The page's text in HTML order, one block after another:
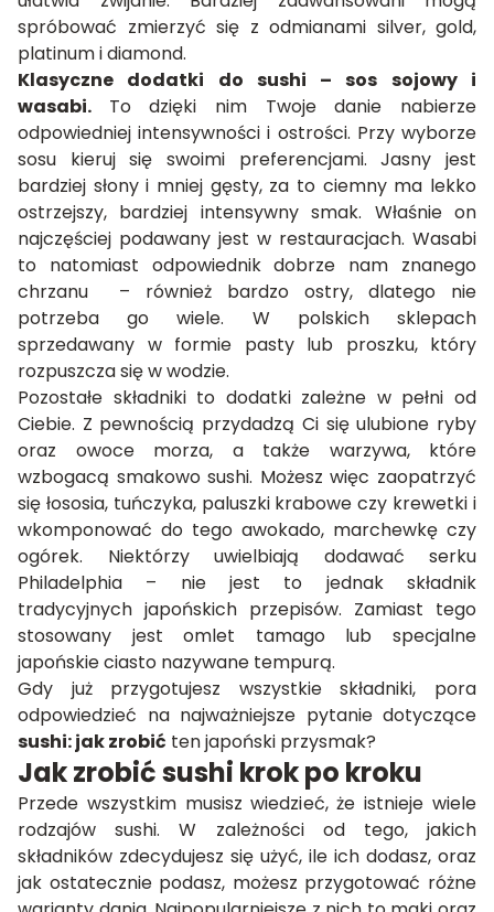
spróbować zmierzyć się z odmianami silver, gold,
platinum i diamond.
Klasyczne dodatki do sushi – sos sojowy i
wasabi. To dzięki nim Twoje danie nabierze
odpowiedniej intensywności i ostrości. Przy wyborze
sosu kieruj się swoimi preferencjami. Jasny jest
bardziej słony i mniej gęsty, za to ciemny ma lekko
ostrzejszy, bardziej intensywny smak. Właśnie on
najczęściej podawany jest w restauracjach. Wasabi
to natomiast odpowiednik dobrze nam znanego
chrzanu – również bardzo ostry, dlatego nie
potrzeba go wiele. W polskich sklepach
sprzedawany w formie pasty lub proszku, który
rozpuszcza się w wodzie.
Pozostałe składniki to dodatki zależne w pełni od
Ciebie. Z pewnością przydadzą Ci się ulubione ryby
oraz owoce morza, a także warzywa, które
wzbogacą smakowo sushi. Możesz więc zaopatrzyć
się łososia, tuńczyka, paluszki krabowe czy krewetki i
wkomponować do tego awokado, marchewkę czy
ogórek. Niektórzy uwielbiają dodawać serku
Philadelphia – nie jest to jednak składnik
tradycyjnych japońskich przepisów. Zamiast tego
stosowany jest omlet tamago lub specjalne
japońskie ciasto nazywane tempurą.
Gdy już przygotujesz wszystkie składniki, pora
odpowiedzieć na najważniejsze pytanie dotyczące
sushi: jak zrobić ten japoński przysmak?
Jak zrobić sushi krok po kroku
Przede wszystkim musisz wiedzieć, że istnieje wiele
rodzajów sushi. W zależności od tego, jakich
składników zdecydujesz się użyć, ile ich dodasz, oraz
jak ostatecznie podasz, możesz przygotować różne